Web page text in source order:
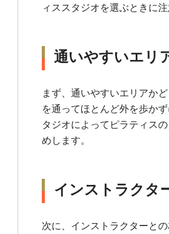
ィススタジオを選ぶときに
通いやすいエリ
まず、通いやすいエリアか
を通ってほとんど外を歩か
タジオによってピラティス
めします。
インストラクタ
次に、インストラクターと